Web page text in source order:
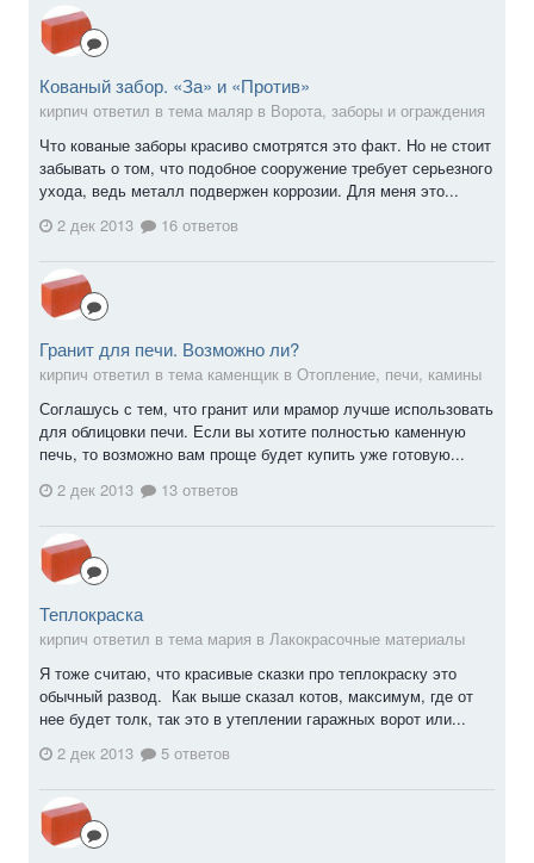
Кованый забор. «За» и «Против»
кирпич ответил в тема маляр в Ворота, заборы и ограждения
Что кованые заборы красиво смотрятся это факт. Но не стоит
забывать о том, что подобное сооружение требует серьезного
ухода, ведь металл подвержен коррозии. Для меня это...
2 дек 2013
16 ответов
Гранит для печи. Возможно ли?
кирпич ответил в тема каменщик в Отопление, печи, камины
Соглашусь с тем, что гранит или мрамор лучше использовать
для облицовки печи. Если вы хотите полностью каменную
печь, то возможно вам проще будет купить уже готовую...
2 дек 2013
13 ответов
Теплокраска
кирпич ответил в тема мария в Лакокрасочные материалы
Я тоже считаю, что красивые сказки про теплокраску это
обычный развод. Как выше сказал котов, максимум, где от
нее будет толк, так это в утеплении гаражных ворот или...
2 дек 2013
5 ответов